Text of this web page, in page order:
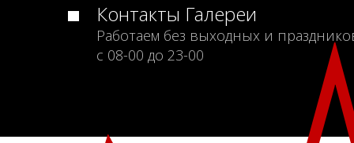
Контакты Галереи
Работаем без выходных и
с 08-00 до 23-00